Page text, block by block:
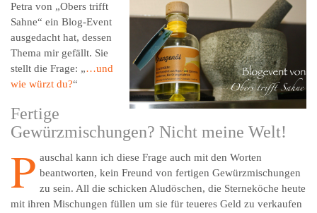
Petra von „Obers trifft
Sahne“ ein Blog-Event
ausgedacht hat, dessen
Thema mir gefällt. Sie
stellt die Frage: „…und
wie würzt du?“
Fertige
Gewürzmischungen? Nicht meine Welt!
P auschal kann ich diese Frage auch mit den Worten
beantworten, kein Freund von fertigen Gewürzmischungen
zu sein. All die schicken Aludöschen, die Sterneköche heute
mit ihren Mischungen füllen um sie für teueres Geld zu verkaufen